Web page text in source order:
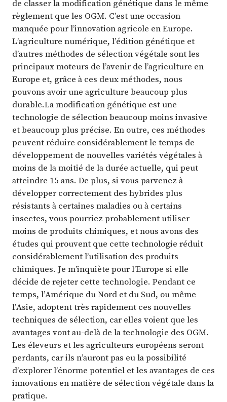
de classer la modification génétique dans le même
règlement que les OGM. C’est une occasion
manquée pour l’innovation agricole en Europe.
L’agriculture numérique, l’édition génétique et
d’autres méthodes de sélection végétale sont les
principaux moteurs de l’avenir de l’agriculture en
Europe et, grâce à ces deux méthodes, nous
pouvons avoir une agriculture beaucoup plus
durable.La modification génétique est une
technologie de sélection beaucoup moins invasive
et beaucoup plus précise. En outre, ces méthodes
peuvent réduire considérablement le temps de
développement de nouvelles variétés végétales à
moins de la moitié de la durée actuelle, qui peut
atteindre 15 ans. De plus, si vous parvenez à
développer correctement des hybrides plus
résistants à certaines maladies ou à certains
insectes, vous pourriez probablement utiliser
moins de produits chimiques, et nous avons des
études qui prouvent que cette technologie réduit
considérablement l’utilisation des produits
chimiques. Je m’inquiète pour l’Europe si elle
décide de rejeter cette technologie. Pendant ce
temps, l’Amérique du Nord et du Sud, ou même
l’Asie, adoptent très rapidement ces nouvelles
techniques de sélection, car elles voient que les
avantages vont au-delà de la technologie des OGM.
Les éleveurs et les agriculteurs européens seront
perdants, car ils n’auront pas eu la possibilité
d’explorer l’énorme potentiel et les avantages de ces
innovations en matière de sélection végétale dans la
pratique.